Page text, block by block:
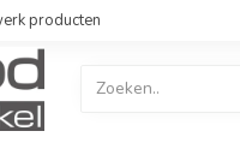
producten